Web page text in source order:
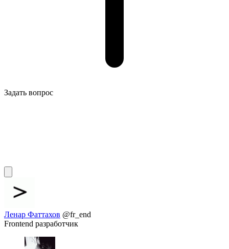
Задать вопрос
Ленар Фаттахов @fr_end
Frontend разработчик